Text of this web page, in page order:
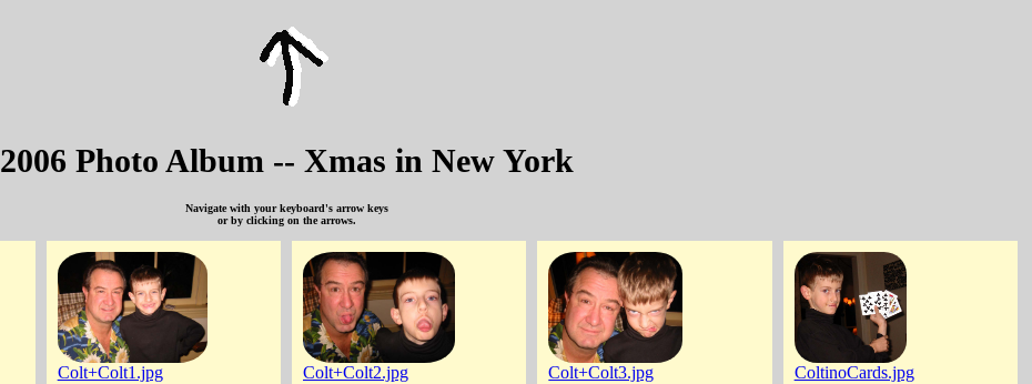
2006 Photo Album -- Xmas in New York
Navigate with your keyboard's arrow keys
or by clicking on the arrows.
Colt+Colt1.jpg Colt+Colt2.jpg Colt+Colt3.jpg ColtinoCards.jpg